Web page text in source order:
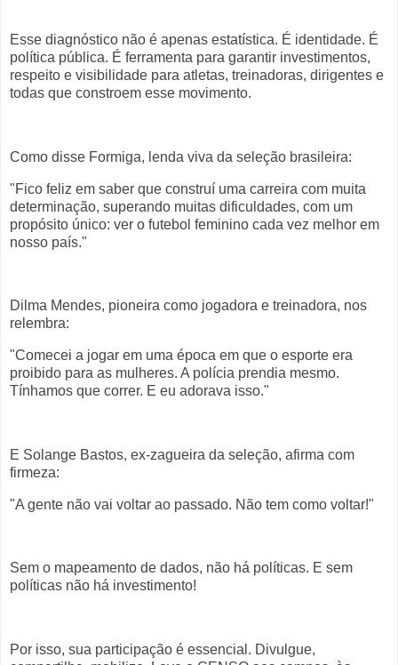
Esse diagnóstico não é apenas estatística. É identidade. É
política pública. É ferramenta para garantir investimentos,
respeito e visibilidade para atletas, treinadoras, dirigentes e
todas que constroem esse movimento.
Como disse Formiga, lenda viva da seleção brasileira:
"Fico feliz em saber que construí uma carreira com muita
determinação, superando muitas dificuldades, com um
propósito único: ver o futebol feminino cada vez melhor em
nosso país."
Dilma Mendes, pioneira como jogadora e treinadora, nos
relembra:
"Comecei a jogar em uma época em que o esporte era
proibido para as mulheres. A polícia prendia mesmo.
Tínhamos que correr. E eu adorava isso."
E Solange Bastos, ex-zagueira da seleção, afirma com
firmeza:
"A gente não vai voltar ao passado. Não tem como voltar!"
Sem o mapeamento de dados, não há políticas. E sem
políticas não há investimento!
Por isso, sua participação é essencial. Divulgue,